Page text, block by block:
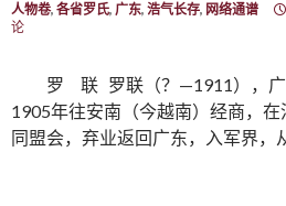
人物卷, 各省罗氏, 广东, 浩气长存, 网络通谱
论
罗 联 罗联（？—1911），广
1905年往安南（今越南）经商，
同盟会，弃业返回广东，入军界，